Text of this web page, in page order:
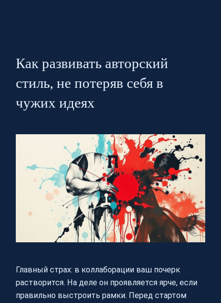
Как развивать авторский
стиль, не потеряв себя в
чужих идеях
Главный страх: в коллаборации ваш почерк
растворится. На деле он проявляется ярче, если
правильно выстроить рамки. Перед стартом